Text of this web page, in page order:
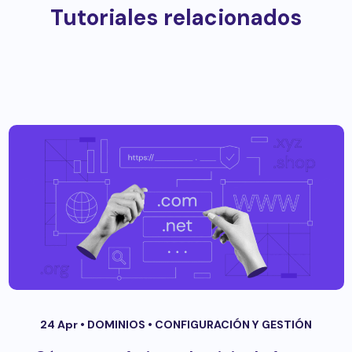
Tutoriales relacionados
24 Apr • DOMINIOS • CONFIGURACIÓN Y GESTIÓN